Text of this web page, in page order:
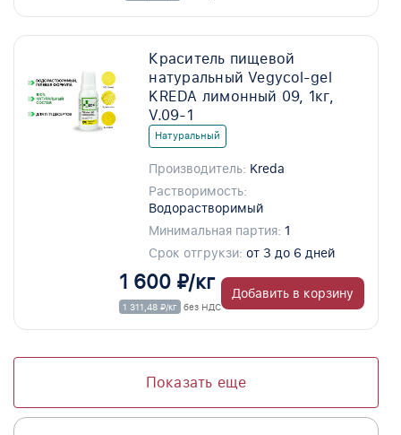
Краситель пищевой
натуральный Vegycol-gel
KREDA лимонный 09, 1кг,
V.09-1
Натуральный
Производитель: Kreda
Растворимость:
Водорастворимый
Минимальная партия: 1
Срок отгрукзи: от 3 до 6 дней
1 600 ₽/кг
1 311,48 ₽/кг без НДС
Добавить в корзину
Показать еще